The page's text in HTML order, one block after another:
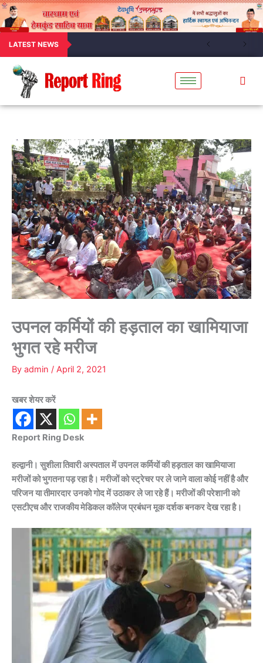
LATEST NEWS
उपनल कर्मियों की हड़ताल का खामियाजा
भुगत रहे मरीज
By admin / April 2, 2021
खबर शेयर करें
Report Ring Desk
हल्द्वानी। सुशीला तिवारी अस्पताल में उपनल कर्मियों की हड़ताल का खामियाजा
मरीजों को भुगतना पड़ रहा है। मरीजों को स्ट्रेचर पर ले जाने वाला कोई नहीं है और
परिजन या तीमारदार उनको गोद में उठाकर ले जा रहे हैं। मरीजों की परेशानी को
एसटीएच और राजकीय मेडिकल कॉलेज प्रबंधन मूक दर्शक बनकर देख रहा है।